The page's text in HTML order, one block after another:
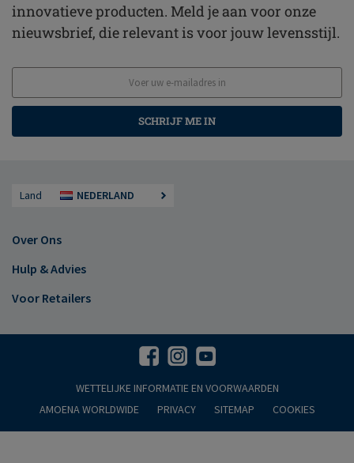
innovatieve producten. Meld je aan voor onze
nieuwsbrief, die relevant is voor jouw levensstijl.
SCHRIJF ME IN
Land NEDERLAND
Over Ons
Hulp & Advies
Voor Retailers
WETTELIJKE INFORMATIE EN VOORWAARDEN
AMOENA WORLDWIDE
PRIVACY SITEMAP COOKIES